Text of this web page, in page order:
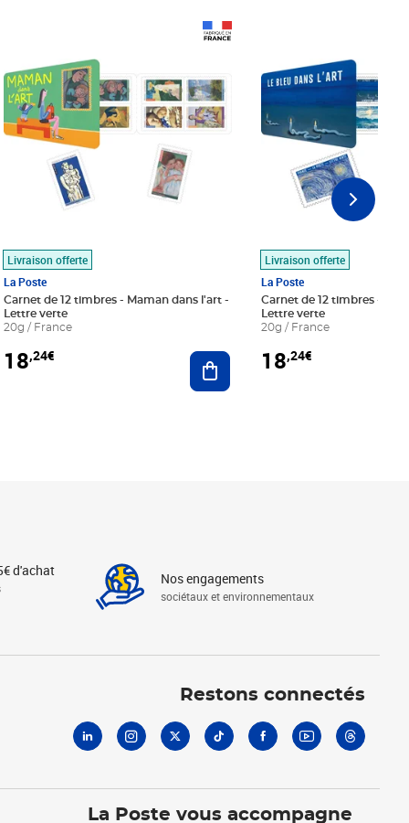
au panier
Livraison offerte
La Poste
Carnet de 12 timbres - Maman dans l'art -
Lettre verte
20g / France
18,24€ Ajouter au panier
Livraison offerte
La Poste
Carnet de 12 timbres - Le
Lettre verte
20g / France
18,24€
d'achat Nos engagements
sociétaux et environnementaux
Restons connectés
La Poste vous accompagne